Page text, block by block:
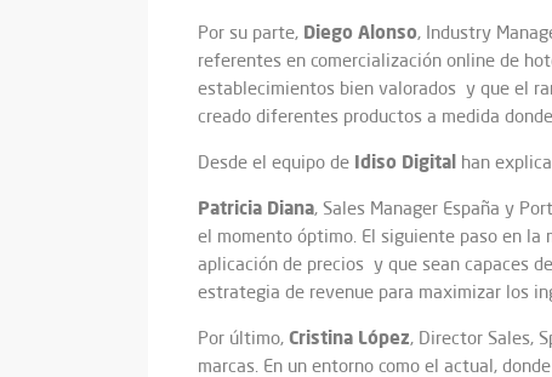
Por su parte, Diego Alonso, Industry
referentes en comercialización online de
establecimientos bien valorados y que el
creado diferentes productos a medida
Desde el equipo de Idiso Digital han
Patricia Diana, Sales Manager España y
el momento óptimo. El siguiente paso en la
aplicación de precios y que sean capaces
estrategia de revenue para maximizar los
Por último, Cristina López, Director Sales,
marcas. En un entorno como el actual,